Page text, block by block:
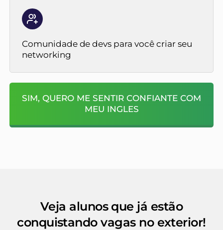
Comunidade de devs para você criar seu
networking
SIM, QUERO ME SENTIR CONFIANTE COM
MEU INGLES
Veja alunos que já estão
conquistando vagas no exterior!